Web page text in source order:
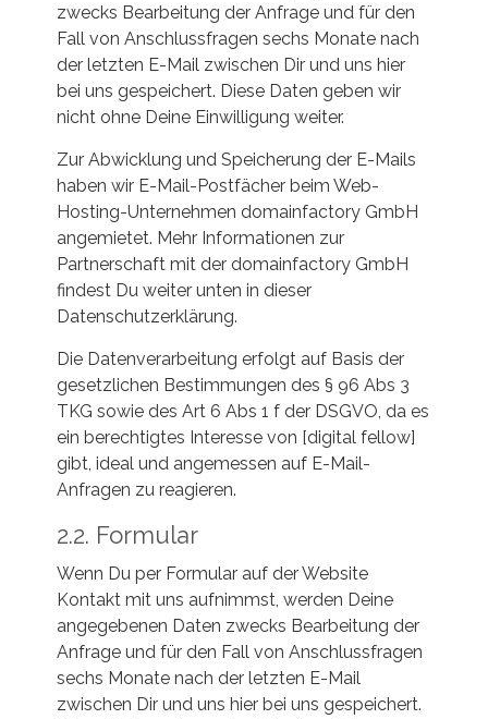
zwecks Bearbeitung der Anfrage und für den
Fall von Anschlussfragen sechs Monate nach
der letzten E-Mail zwischen Dir und uns hier
bei uns gespeichert. Diese Daten geben wir
nicht ohne Deine Einwilligung weiter.
Zur Abwicklung und Speicherung der E-Mails
haben wir E-Mail-Postfächer beim Web-
Hosting-Unternehmen domainfactory GmbH
angemietet. Mehr Informationen zur
Partnerschaft mit der domainfactory GmbH
findest Du weiter unten in dieser
Datenschutzerklärung.
Die Datenverarbeitung erfolgt auf Basis der
gesetzlichen Bestimmungen des § 96 Abs 3
TKG sowie des Art 6 Abs 1 f der DSGVO, da es
ein berechtigtes Interesse von [digital fellow]
gibt, ideal und angemessen auf E-Mail-
Anfragen zu reagieren.
2.2. Formular
Wenn Du per Formular auf der Website
Kontakt mit uns aufnimmst, werden Deine
angegebenen Daten zwecks Bearbeitung der
Anfrage und für den Fall von Anschlussfragen
sechs Monate nach der letzten E-Mail
zwischen Dir und uns hier bei uns gespeichert.